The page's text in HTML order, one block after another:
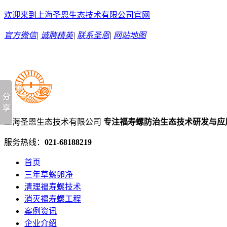
欢迎来到上海圣恩生态技术有限公司官网
官方微信| 诚聘精英| 联系圣恩| 网站地图
上海圣恩生态技术有限公司 专注福寿螺防治生态技术研发与应
服务热线： 021-68188219
首页
三年草螺卵净
清理福寿螺技术
消灭福寿螺工程
案例资讯
企业介绍